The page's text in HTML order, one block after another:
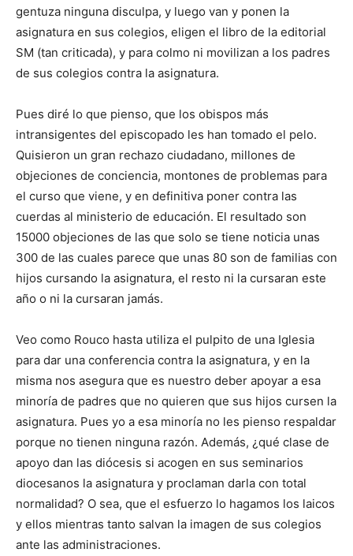
gentuza ninguna disculpa, y luego van y ponen la
asignatura en sus colegios, eligen el libro de la editorial
SM (tan criticada), y para colmo ni movilizan a los padres
de sus colegios contra la asignatura.
Pues diré lo que pienso, que los obispos más
intransigentes del episcopado les han tomado el pelo.
Quisieron un gran rechazo ciudadano, millones de
objeciones de conciencia, montones de problemas para
el curso que viene, y en definitiva poner contra las
cuerdas al ministerio de educación. El resultado son
15000 objeciones de las que solo se tiene noticia unas
300 de las cuales parece que unas 80 son de familias con
hijos cursando la asignatura, el resto ni la cursaran este
año o ni la cursaran jamás.
Veo como Rouco hasta utiliza el pulpito de una Iglesia
para dar una conferencia contra la asignatura, y en la
misma nos asegura que es nuestro deber apoyar a esa
minoría de padres que no quieren que sus hijos cursen la
asignatura. Pues yo a esa minoría no les pienso respaldar
porque no tienen ninguna razón. Además, ¿qué clase de
apoyo dan las diócesis si acogen en sus seminarios
diocesanos la asignatura y proclaman darla con total
normalidad? O sea, que el esfuerzo lo hagamos los laicos
y ellos mientras tanto salvan la imagen de sus colegios
ante las administraciones.